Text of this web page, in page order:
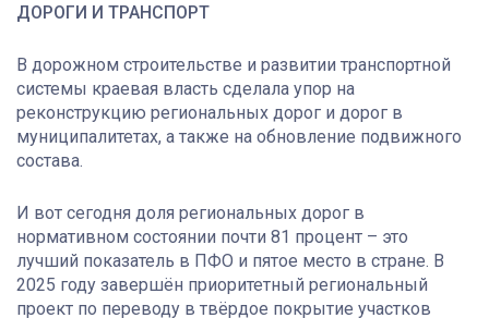
ДОРОГИ И ТРАНСПОРТ
В дорожном строительстве и развитии транспортной
системы краевая власть сделала упор на
реконструкцию региональных дорог и дорог в
муниципалитетах, а также на обновление подвижного
состава.
И вот сегодня доля региональных дорог в
нормативном состоянии почти 81 процент – это
лучший показатель в ПФО и пятое место в стране. В
2025 году завершён приоритетный региональный
проект по переводу в твёрдое покрытие участков